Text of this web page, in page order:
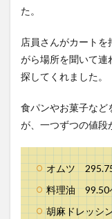
た。
店員さんがカート
がら場所を聞いて連
探してくれました。
食パンやお菓子など
が、一つずつの値段
オムツ
料理油 99.50
胡麻ドレッシ